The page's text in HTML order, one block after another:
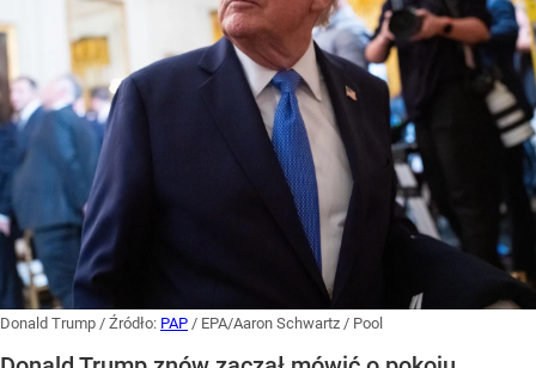
Donald Trump / Źródło: PAP / EPA/Aaron Schwartz / Pool